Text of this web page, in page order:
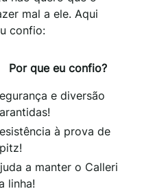
mal a ele. Aqui
confio:
Por que eu confio?
e diversão
à prova de
a manter o Calleri
linha!